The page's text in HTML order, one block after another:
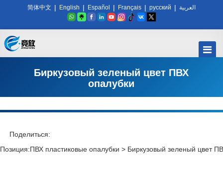
简体中文 | English | Español | Français | русский | العربية
Биркузовый зеленый цвет ПВХ
опалубки
Поделиться:
Позиция:ПВХ пластиковые опалубки > Биркузовый зеленый цвет